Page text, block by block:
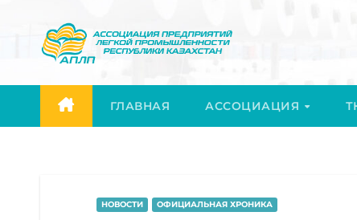
содержимому
ГЛАВНАЯ АССОЦИАЦИЯ
НОВОСТИ ОФИЦИАЛЬНАЯ ХРОНИКА